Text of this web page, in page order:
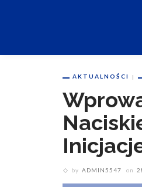
AKTUALNOŚCI
by ADMIN5547 on